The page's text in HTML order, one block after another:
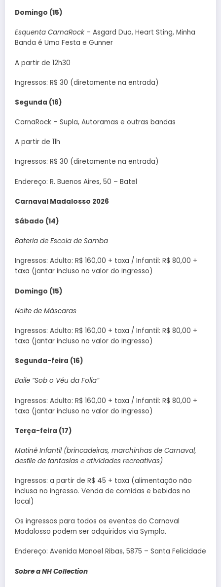
Domingo (15)
Esquenta CarnaRock – Asgard Duo, Heart Sting, Minha
Banda é Uma Festa e Gunner
A partir de 12h30
Ingressos: R$ 30 (diretamente na entrada)
Segunda (16)
CarnaRock – Supla, Autoramas e outras bandas
A partir de 11h
Ingressos: R$ 30 (diretamente na entrada)
Endereço: R. Buenos Aires, 50 – Batel
Carnaval Madalosso 2026
Sábado (14)
Bateria de Escola de Samba
Ingressos: Adulto: R$ 160,00 + taxa / Infantil: R$ 80,00 +
taxa (jantar incluso no valor do ingresso)
Domingo (15)
Noite de Máscaras
Ingressos: Adulto: R$ 160,00 + taxa / Infantil: R$ 80,00 +
taxa (jantar incluso no valor do ingresso)
Segunda-feira (16)
Baile “Sob o Véu da Folia”
Ingressos: Adulto: R$ 160,00 + taxa / Infantil: R$ 80,00 +
taxa (jantar incluso no valor do ingresso)
Terça-feira (17)
Matinê Infantil (brincadeiras, marchinhas de Carnaval,
desfile de fantasias e atividades recreativas)
Ingressos: a partir de R$ 45 + taxa (alimentação não
inclusa no ingresso. Venda de comidas e bebidas no
local)
Os ingressos para todos os eventos do Carnaval
Madalosso podem ser adquiridos via Sympla.
Endereço: Avenida Manoel Ribas, 5875 – Santa Felicidade
Sobre a NH Collection